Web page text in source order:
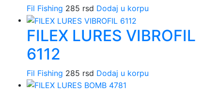
Fil Fishing 285 rsd Dodaj u korpu
FILEX LURES VIBROFIL
6112
Fil Fishing 285 rsd Dodaj u korpu